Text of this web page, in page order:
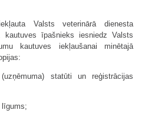
Valsts veterinārā dienesta
kautuves īpašnieks iesniedz Valsts
kautuves iekļaušanai minētajā
statūti un reģistrācijas
līgums;